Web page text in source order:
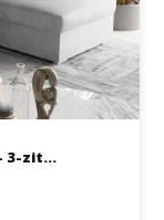
3-zit...